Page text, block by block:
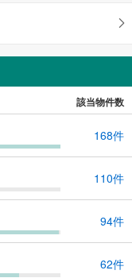
該当物件数
168件
110件
94件
62件